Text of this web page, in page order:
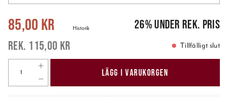
Nuvarande pris: 115,00 kr
85,00 kr
115,00 kr
Historik 26%under rek. pris
Tillfälligt slut
LÄGG I VARUKORGEN